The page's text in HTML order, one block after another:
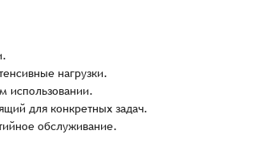
нагрузки.
использовании.
для конкретных задач.
обслуживание.